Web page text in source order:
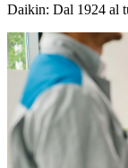
Daikin: Dal 1924 al